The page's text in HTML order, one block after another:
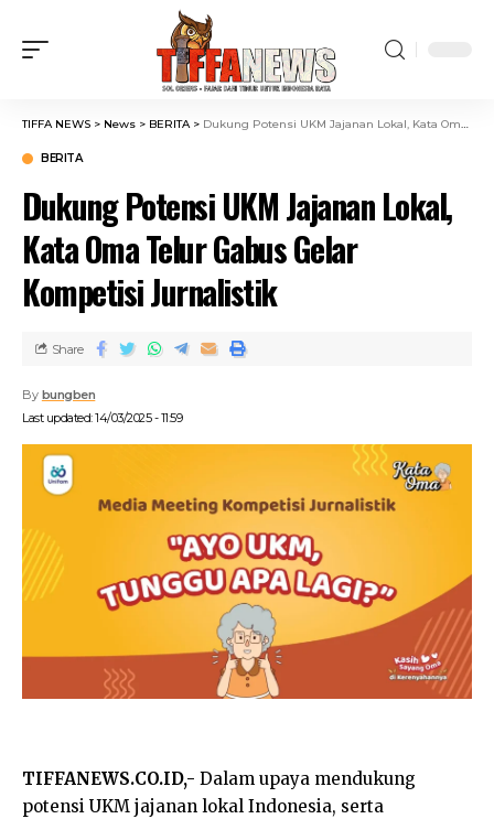
TIFFA NEWS > News > BERITA> Dukung Potensi UKM Jajanan Lokal, Kata Oma Telur Gabus Gelar Kompetisi Jurnalistik
BERITA
Dukung Potensi UKM Jajanan Lokal,
Kata Oma Telur Gabus Gelar
Kompetisi Jurnalistik
Last updated: 14/03/2025 - 11:59
By bungben
Share
TIFFANEWS.CO.ID,- Dalam upaya mendukung
potensi UKM jajanan lokal Indonesia, serta